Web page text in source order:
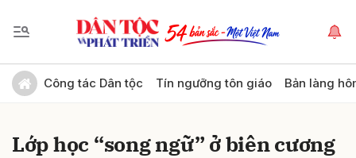
Công tác Dân tộc Tín ngưỡng tôn giáo Bản làng
Lớp học “song ngữ” ở biên cương
Gửi bình luận